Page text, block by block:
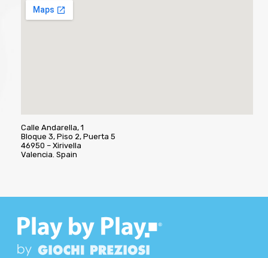
Calle Andarella, 1
Bloque 3, Piso 2, Puerta 5
46950 – Xirivella
Valencia. Spain